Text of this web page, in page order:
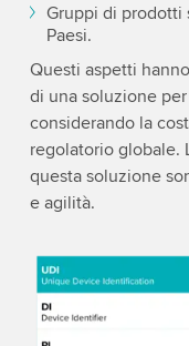
Gruppi di prodotti
Paesi.
Questi aspetti
di una soluzione
considerando la
regolatorio globale.
questa soluzione
e agilità.